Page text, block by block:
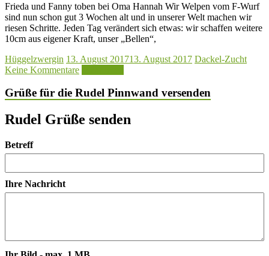
Frieda und Fanny toben bei Oma Hannah Wir Welpen vom F-Wurf
sind nun schon gut 3 Wochen alt und in unserer Welt machen wir
riesen Schritte. Jeden Tag verändert sich etwas: wir schaffen weitere
10cm aus eigener Kraft, unser „Bellen“,
Hüggelzwergin 13. August 201713. August 2017 Dackel-Zucht
Keine Kommentare
Grüße für die Rudel Pinnwand versenden
Rudel Grüße senden
Betreff
Ihre Nachricht